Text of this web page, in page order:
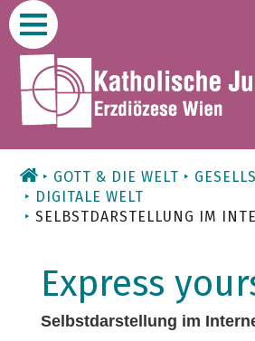
Zum
Inhalt
GOTT & DIE WELT
DIGITALE WELT
SELBSTDARSTELLUNG IM
Express
Selbstdarstellung im